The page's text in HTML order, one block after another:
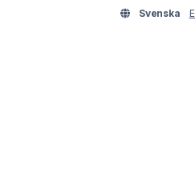
Svenska